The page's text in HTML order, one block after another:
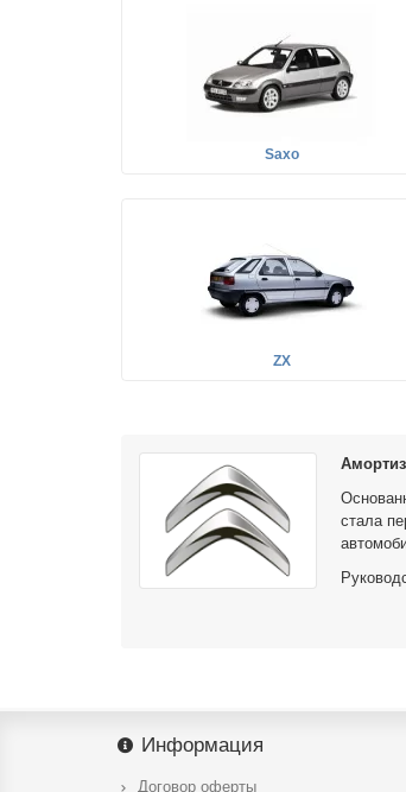
Saxo
ZX
стала
CITROËN DS (1955):
CITROËN CX (1974):
приборная панель и др. –
Информация
Договор оферты